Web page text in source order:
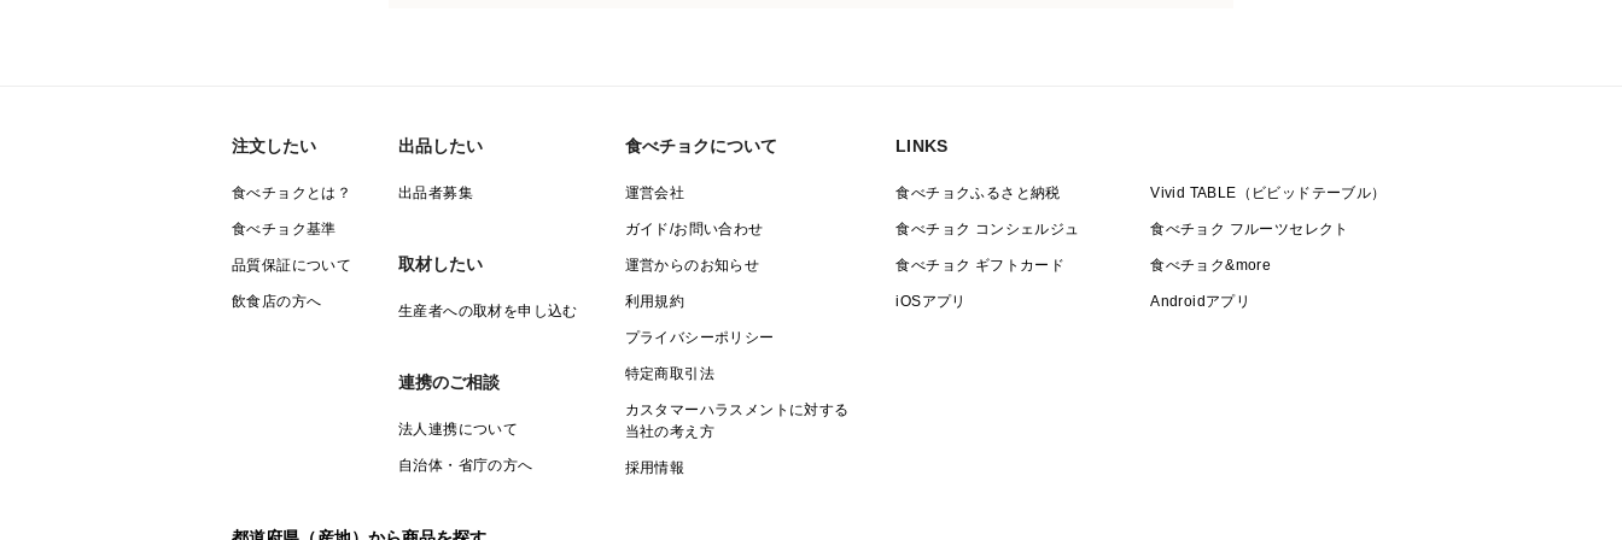
注文したい
食べチョクとは？
食べチョク基準
品質保証について
飲食店の方へ
出品したい
出品者募集
取材したい
生産者への取材を申し込む
連携のご相談
法人連携について
自治体・省庁の方へ
食べチョクについて
運営会社
ガイド/お問い合わせ
運営からのお知らせ
利用規約
プライバシーポリシー
特定商取引法
カスタマーハラスメントに対する
当社の考え方
採用情報
LINKS
食べチョクふるさと納税 Vivid TABLE（ビビッドテーブル）
食べチョク コンシェルジュ 食べチョク フルーツセレクト
食べチョク ギフトカード 食べチョク&more
iOSアプリ Androidアプリ